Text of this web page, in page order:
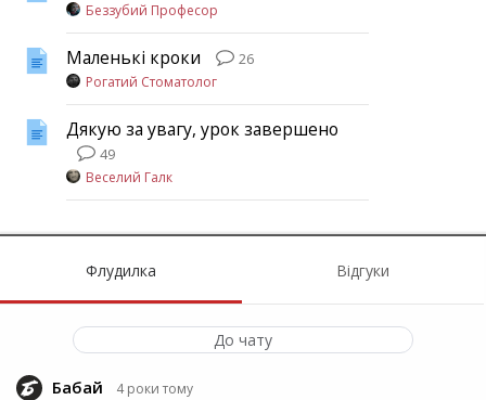
Беззубий Професор
Маленькі кроки
26
Рогатий Стоматолог
Дякую за увагу, урок завершено
49
Веселий Галк
Флудилка Відгуки
До чату
Бабай 4 роки тому